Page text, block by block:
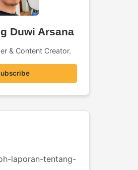
Duwi Arsana
& Content Creator.
laporan-tentang-